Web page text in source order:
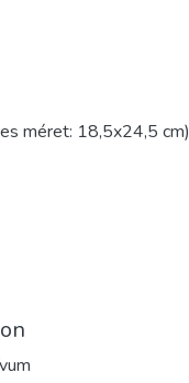
méret: 18,5x24,5 cm)